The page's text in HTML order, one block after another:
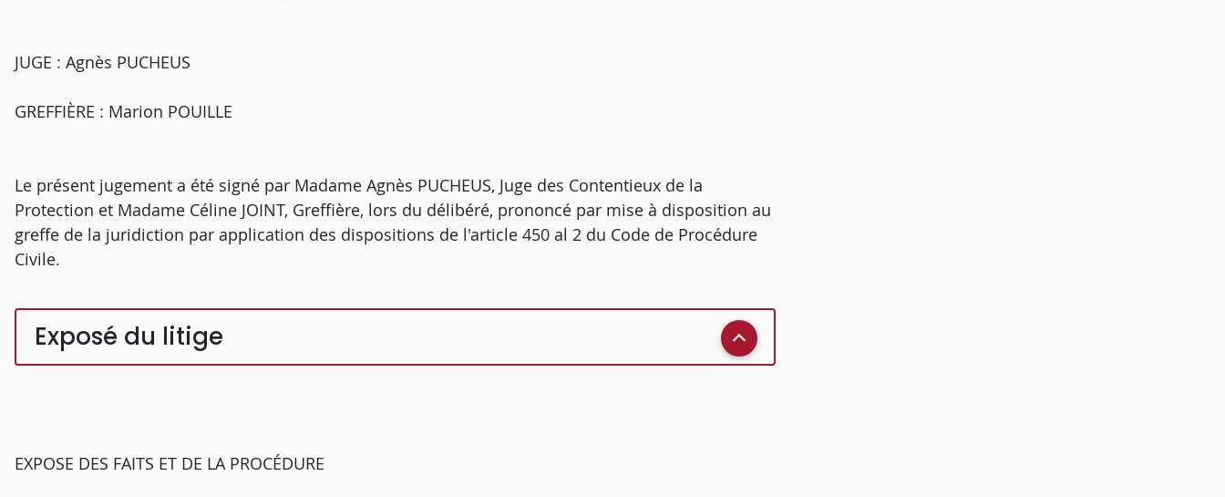
JUGE : Agnès PUCHEUS
GREFFIÈRE : Marion POUILLE
Le présent jugement a été signé par Madame Agnès PUCHEUS, Juge des Contentieux de la
Protection et Madame Céline JOINT, Greffière, lors du délibéré, prononcé par mise à disposition au
greffe de la juridiction par application des dispositions de l'article 450 al 2 du Code de Procédure
Civile.
Exposé du litige
EXPOSE DES FAITS ET DE LA PROCÉDURE